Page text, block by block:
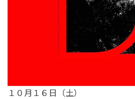
１０月１６日（土）